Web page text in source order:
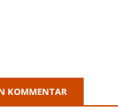
KOMMENTAR